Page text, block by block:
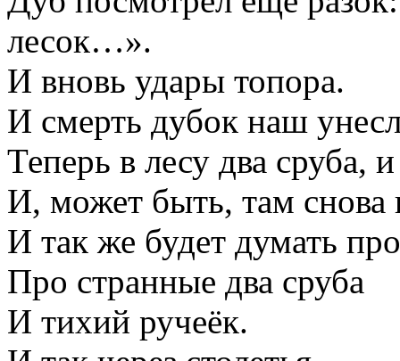
лесок…».
И вновь удары топора.
И смерть дубок наш
Теперь в лесу два сруба,
И, может быть, там снова
И так же будет думать
Про странные два сруба
И тихий ручеёк.